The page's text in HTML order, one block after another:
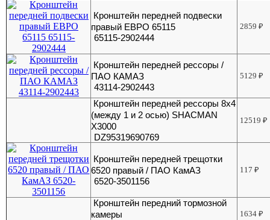
Кронштейн передней подвески
правый ЕВРО 65115
65115-2902444
2859₽
Кронштейн передней рессоры /
ПАО КАМАЗ
43114-2902443
5129₽
Кронштейн передней рессоры 8х4
(между 1 и 2 осью) SHACMAN
X3000
DZ95319690769
12519₽
Кронштейн передней трещотки
6520 правый / ПАО КамАЗ
6520-3501156
117₽
Кронштейн передний тормозной
камеры
1634₽